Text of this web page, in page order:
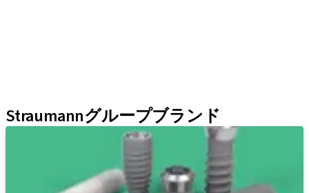
Straumannグループブランド